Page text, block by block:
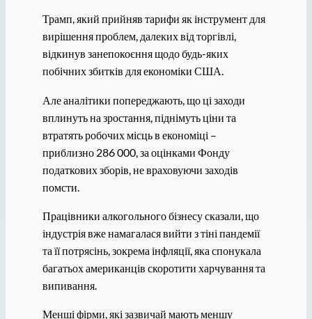
Трамп, який прийняв тарифи як інструмент для
вирішення проблем, далеких від торгівлі,
відкинув занепокоєння щодо будь-яких
побічних збитків для економіки США.
Але аналітики попереджають, що ці заходи
вплинуть на зростання, піднімуть ціни та
втратять робочих місць в економіці –
приблизно 286 000, за оцінками Фонду
податкових зборів, не враховуючи заходів
помсти.
Працівники алкогольного бізнесу сказали, що
індустрія вже намагалася вийти з тіні пандемії
та її потрясінь, зокрема інфляції, яка спонукала
багатьох американців скоротити харчування та
випивання.
Менші фірми, які зазвичай мають меншу